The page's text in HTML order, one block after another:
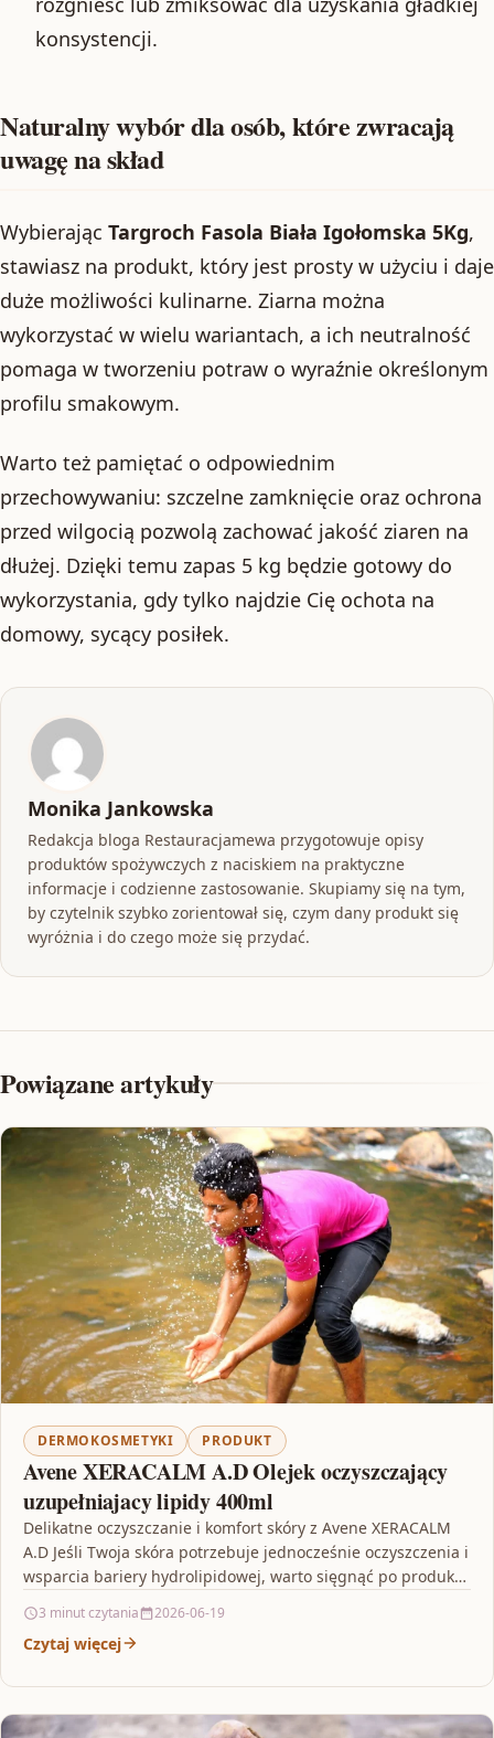
konsystencji.
Naturalny wybór dla osób, które zwracają
uwagę na skład
Wybierając Targroch Fasola Biała Igołomska 5Kg,
stawiasz na produkt, który jest prosty w użyciu i daje
duże możliwości kulinarne. Ziarna można
wykorzystać w wielu wariantach, a ich neutralność
pomaga w tworzeniu potraw o wyraźnie określonym
profilu smakowym.
Warto też pamiętać o odpowiednim
przechowywaniu: szczelne zamknięcie oraz ochrona
przed wilgocią pozwolą zachować jakość ziaren na
dłużej. Dzięki temu zapas 5 kg będzie gotowy do
wykorzystania, gdy tylko najdzie Cię ochota na
domowy, sycący posiłek.
Monika Jankowska
Redakcja bloga Restauracjamewa przygotowuje opisy
produktów spożywczych z naciskiem na praktyczne
informacje i codzienne zastosowanie. Skupiamy się na tym,
by czytelnik szybko zorientował się, czym dany produkt się
wyróżnia i do czego może się przydać.
Powiązane artykuły
DERMOKOSMETYKI PRODUKT
Avene XERACALM A.D Olejek oczyszczający
uzupełniajacy lipidy 400ml
Delikatne oczyszczanie i komfort skóry z Avene XERACALM
A.D Jeśli Twoja skóra potrzebuje jednocześnie oczyszczenia i
wsparcia bariery hydrolipidowej, warto sięgnąć po produkt,
3 minut czytania 2026-06-19
Czytaj więcej